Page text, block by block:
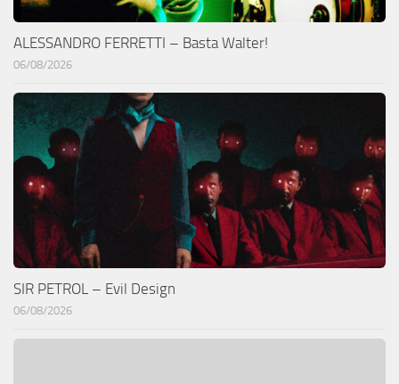
ALESSANDRO FERRETTI – Basta Walter!
06/08/2026
SIR PETROL – Evil Design
06/08/2026